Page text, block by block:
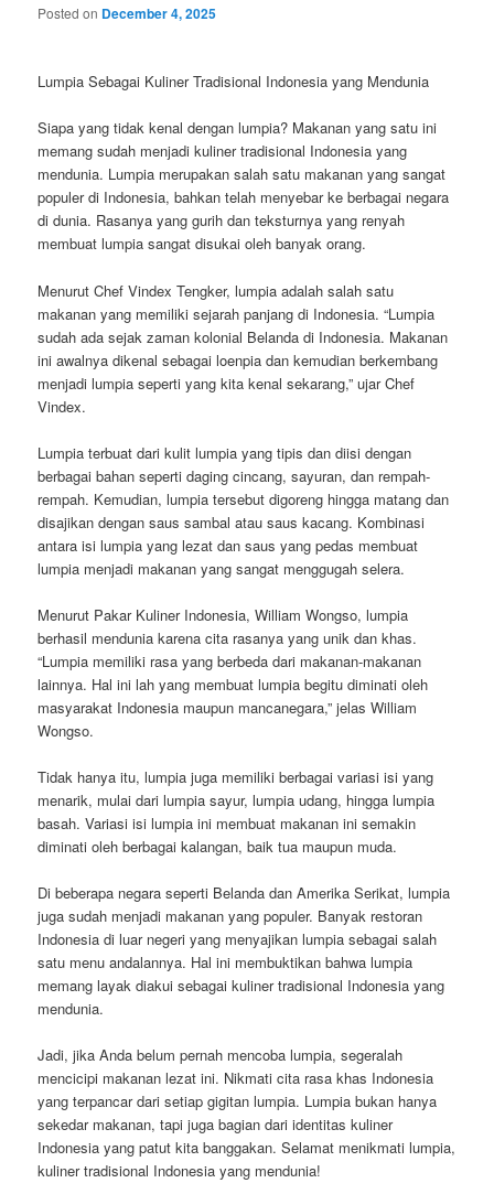
Posted on December 4, 2025
Lumpia Sebagai Kuliner Tradisional Indonesia yang Mendunia
Siapa yang tidak kenal dengan lumpia? Makanan yang satu ini
memang sudah menjadi kuliner tradisional Indonesia yang
mendunia. Lumpia merupakan salah satu makanan yang sangat
populer di Indonesia, bahkan telah menyebar ke berbagai negara
di dunia. Rasanya yang gurih dan teksturnya yang renyah
membuat lumpia sangat disukai oleh banyak orang.
Menurut Chef Vindex Tengker, lumpia adalah salah satu
makanan yang memiliki sejarah panjang di Indonesia. “Lumpia
sudah ada sejak zaman kolonial Belanda di Indonesia. Makanan
ini awalnya dikenal sebagai loenpia dan kemudian berkembang
menjadi lumpia seperti yang kita kenal sekarang,” ujar Chef
Vindex.
Lumpia terbuat dari kulit lumpia yang tipis dan diisi dengan
berbagai bahan seperti daging cincang, sayuran, dan rempah-
rempah. Kemudian, lumpia tersebut digoreng hingga matang dan
disajikan dengan saus sambal atau saus kacang. Kombinasi
antara isi lumpia yang lezat dan saus yang pedas membuat
lumpia menjadi makanan yang sangat menggugah selera.
Menurut Pakar Kuliner Indonesia, William Wongso, lumpia
berhasil mendunia karena cita rasanya yang unik dan khas.
“Lumpia memiliki rasa yang berbeda dari makanan-makanan
lainnya. Hal ini lah yang membuat lumpia begitu diminati oleh
masyarakat Indonesia maupun mancanegara,” jelas William
Wongso.
Tidak hanya itu, lumpia juga memiliki berbagai variasi isi yang
menarik, mulai dari lumpia sayur, lumpia udang, hingga lumpia
basah. Variasi isi lumpia ini membuat makanan ini semakin
diminati oleh berbagai kalangan, baik tua maupun muda.
Di beberapa negara seperti Belanda dan Amerika Serikat, lumpia
juga sudah menjadi makanan yang populer. Banyak restoran
Indonesia di luar negeri yang menyajikan lumpia sebagai salah
satu menu andalannya. Hal ini membuktikan bahwa lumpia
memang layak diakui sebagai kuliner tradisional Indonesia yang
mendunia.
Jadi, jika Anda belum pernah mencoba lumpia, segeralah
mencicipi makanan lezat ini. Nikmati cita rasa khas Indonesia
yang terpancar dari setiap gigitan lumpia. Lumpia bukan hanya
sekedar makanan, tapi juga bagian dari identitas kuliner
Indonesia yang patut kita banggakan. Selamat menikmati lumpia,
kuliner tradisional Indonesia yang mendunia!